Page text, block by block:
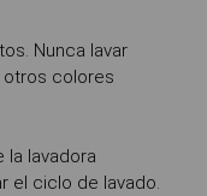
Nunca lavar
colores
la lavadora
el ciclo de lavado.